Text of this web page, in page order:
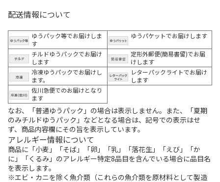
配送情報について
ゆうパック等でお届けしま
す
ゆうパケットでお届けします
チルドゆうパックでお届け
します
定形外郵便(簡易書留)でお届
けします
冷凍ゆうパックでお届けし
ます。
レターパックライトでお届け
します
佐川急便でのお届けとなり
ます
なお、「普通ゆうパック」の場合は表示しません。また、「夏期
のみチルドゆうパック」などとなる場合は、記号での表示はせ
ず、商品内容欄にその旨を表示しています。
アレルギー情報について
商品に「小麦」「そば」「卵」「乳」「落花生」「えび」「か
に」「くるみ」のアレルギー特定8品目を含んでいる場合に品目名
を表示します。
※エビ・カニを除く魚介類（これらの魚介類を原材料として製造